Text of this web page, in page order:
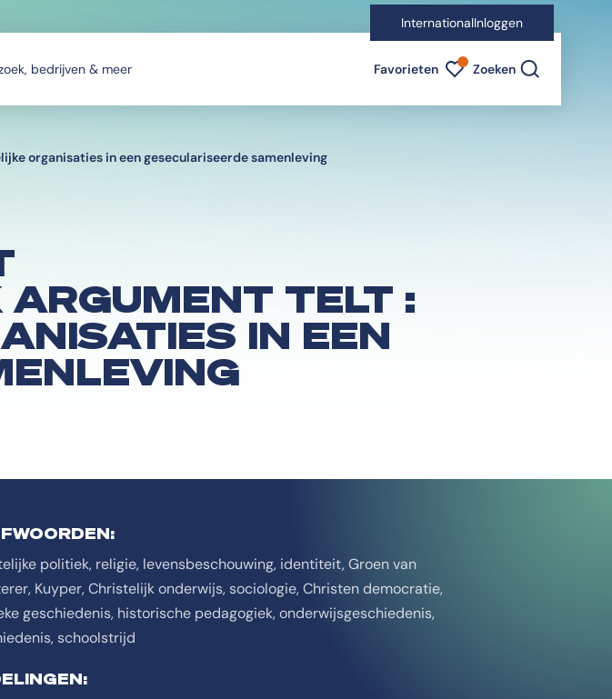
InternationalInloggen
bedrijven & meer Favorieten Favorieten indicator
Zoeken
organisaties in een geseculariseerde samenleving
TELT :
IN EEN
politiek, religie, levensbeschouwing, identiteit, Groen van
Kuyper, Christelijk onderwijs, sociologie, Christen democratie,
geschiedenis, historische pedagogiek, onderwijsgeschiedenis,
schoolstrijd